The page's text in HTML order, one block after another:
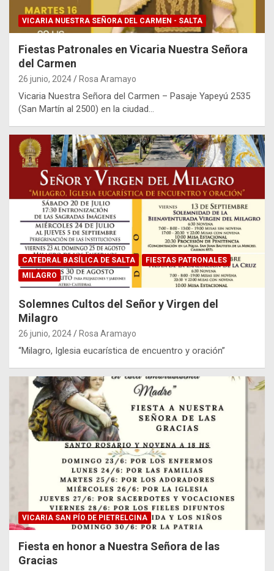
VICARIA NUESTRA SEÑORA DEL CARMEN - SALTA
Fiestas Patronales en Vicaria Nuestra Señora
del Carmen
26 junio, 2024 Rosa Aramayo
Vicaria Nuestra Señora del Carmen – Pasaje Yapeyú 2535
(San Martín al 2500) en la ciudad…
CATEDRAL BASÍLICA DE SALTA
FIESTAS PATRONALES
MILAGRO
Solemnes Cultos del Señor y Virgen del
Milagro
26 junio, 2024 Rosa Aramayo
“Milagro, Iglesia eucarística de encuentro y oración”
VICARIA SAN PÍO DE PIETRELCINA
Fiesta en honor a Nuestra Señora de las
Gracias